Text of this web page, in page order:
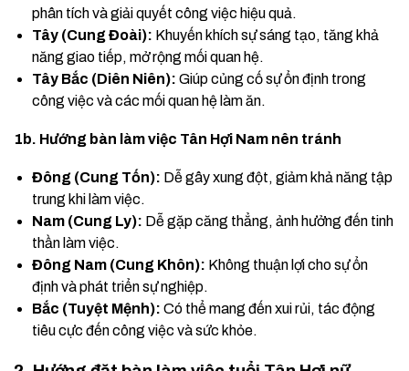
phân tích và giải quyết công việc hiệu quả.
Tây (Cung Đoài): Khuyến khích sự sáng tạo, tăng khả
năng giao tiếp, mở rộng mối quan hệ.
Tây Bắc (Diên Niên): Giúp củng cố sự ổn định trong
công việc và các mối quan hệ làm ăn.
1b. Hướng bàn làm việc Tân Hợi Nam nên tránh
Đông (Cung Tốn): Dễ gây xung đột, giảm khả năng tập
trung khi làm việc.
Nam (Cung Ly): Dễ gặp căng thẳng, ảnh hưởng đến tinh
thần làm việc.
Đông Nam (Cung Khôn): Không thuận lợi cho sự ổn
định và phát triển sự nghiệp.
Bắc (Tuyệt Mệnh): Có thể mang đến xui rủi, tác động
tiêu cực đến công việc và sức khỏe.